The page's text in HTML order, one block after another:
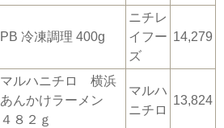
PB 冷凍調理 400g
ニチレ
イフー
ズ
14,279
マルハニチロ 横浜
あんかけラーメン
４８２ｇ
マルハ
ニチロ
13,824